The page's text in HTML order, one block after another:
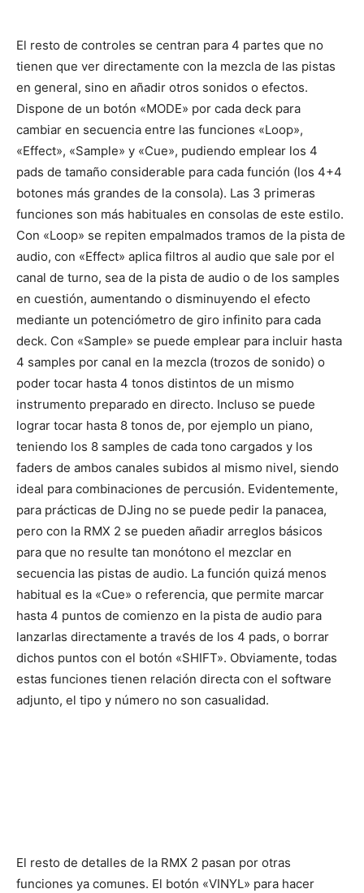
El resto de controles se centran para 4 partes que no
tienen que ver directamente con la mezcla de las pistas
en general, sino en añadir otros sonidos o efectos.
Dispone de un botón «MODE» por cada deck para
cambiar en secuencia entre las funciones «Loop»,
«Effect», «Sample» y «Cue», pudiendo emplear los 4
pads de tamaño considerable para cada función (los 4+4
botones más grandes de la consola). Las 3 primeras
funciones son más habituales en consolas de este estilo.
Con «Loop» se repiten empalmados tramos de la pista de
audio, con «Effect» aplica filtros al audio que sale por el
canal de turno, sea de la pista de audio o de los samples
en cuestión, aumentando o disminuyendo el efecto
mediante un potenciómetro de giro infinito para cada
deck. Con «Sample» se puede emplear para incluir hasta
4 samples por canal en la mezcla (trozos de sonido) o
poder tocar hasta 4 tonos distintos de un mismo
instrumento preparado en directo. Incluso se puede
lograr tocar hasta 8 tonos de, por ejemplo un piano,
teniendo los 8 samples de cada tono cargados y los
faders de ambos canales subidos al mismo nivel, siendo
ideal para combinaciones de percusión. Evidentemente,
para prácticas de DJing no se puede pedir la panacea,
pero con la RMX 2 se pueden añadir arreglos básicos
para que no resulte tan monótono el mezclar en
secuencia las pistas de audio. La función quizá menos
habitual es la «Cue» o referencia, que permite marcar
hasta 4 puntos de comienzo en la pista de audio para
lanzarlas directamente a través de los 4 pads, o borrar
dichos puntos con el botón «SHIFT». Obviamente, todas
estas funciones tienen relación directa con el software
adjunto, el tipo y número no son casualidad.
El resto de detalles de la RMX 2 pasan por otras
funciones ya comunes. El botón «VINYL» para hacer